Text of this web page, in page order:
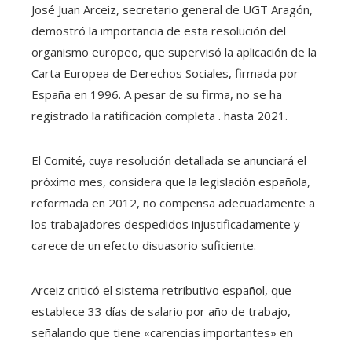
José Juan Arceiz, secretario general de UGT Aragón,
demostró la importancia de esta resolución del
organismo europeo, que supervisó la aplicación de la
Carta Europea de Derechos Sociales, firmada por
España en 1996. A pesar de su firma, no se ha
registrado la ratificación completa . hasta 2021.
El Comité, cuya resolución detallada se anunciará el
próximo mes, considera que la legislación española,
reformada en 2012, no compensa adecuadamente a
los trabajadores despedidos injustificadamente y
carece de un efecto disuasorio suficiente.
Arceiz criticó el sistema retributivo español, que
establece 33 días de salario por año de trabajo,
señalando que tiene «carencias importantes» en